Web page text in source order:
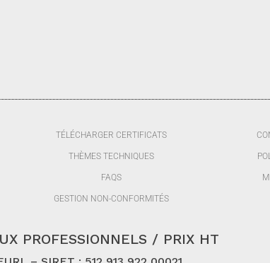
TÉLÉCHARGER CERTIFICATS
THÈMES TECHNIQUES
FAQS
GESTION NON-CONFORMITÉS
PROFESSIONNELS / PRIX HT